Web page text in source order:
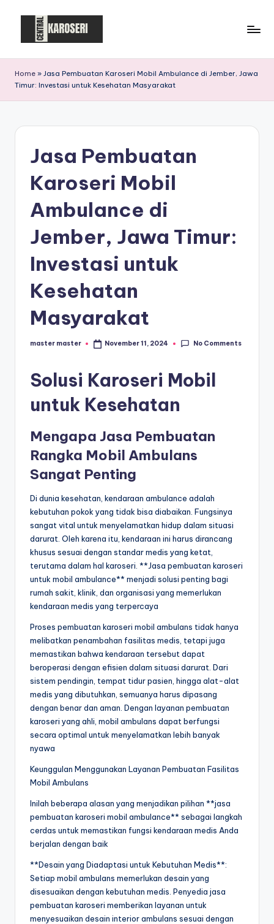
e
n
K
Home » Jasa Pembuatan Karoseri Mobil Ambulance di Jember, Jawa
Timur: Investasi untuk Kesehatan Masyarakat
Jasa Pembuatan
Karoseri Mobil
Ambulance di
Jember, Jawa Timur:
Investasi untuk
Kesehatan
Masyarakat
Posted
master master November 11, 2024 No Comments
Solusi Karoseri Mobil
untuk Kesehatan
Mengapa Jasa Pembuatan
Rangka Mobil Ambulans
Sangat Penting
Di dunia kesehatan, kendaraan ambulance adalah
kebutuhan pokok yang tidak bisa diabaikan. Fungsinya
sangat vital untuk menyelamatkan hidup dalam situasi
darurat. Oleh karena itu, kendaraan ini harus dirancang
khusus sesuai dengan standar medis yang ketat,
terutama dalam hal karoseri. **Jasa pembuatan karoseri
untuk mobil ambulance** menjadi solusi penting bagi
rumah sakit, klinik, dan organisasi yang memerlukan
kendaraan medis yang terpercaya
Proses pembuatan karoseri mobil ambulans tidak hanya
melibatkan penambahan fasilitas medis, tetapi juga
memastikan bahwa kendaraan tersebut dapat
beroperasi dengan efisien dalam situasi darurat. Dari
sistem pendingin, tempat tidur pasien, hingga alat-alat
medis yang dibutuhkan, semuanya harus dipasang
dengan benar dan aman. Dengan layanan pembuatan
karoseri yang ahli, mobil ambulans dapat berfungsi
secara optimal untuk menyelamatkan lebih banyak
nyawa
Keunggulan Menggunakan Layanan Pembuatan Fasilitas
Mobil Ambulans
Inilah beberapa alasan yang menjadikan pilihan **jasa
pembuatan karoseri mobil ambulance** sebagai langkah
cerdas untuk memastikan fungsi kendaraan medis Anda
berjalan dengan baik
**Desain yang Diadaptasi untuk Kebutuhan Medis**:
Setiap mobil ambulans memerlukan desain yang
disesuaikan dengan kebutuhan medis. Penyedia jasa
pembuatan karoseri memberikan layanan untuk
menyesuaikan desain interior ambulans sesuai dengan